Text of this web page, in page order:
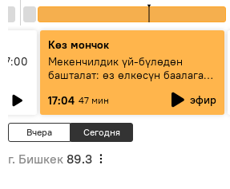
Көз мончок
Мекенчилдик үй-бүлөдөн
башталат: өз өлкөсүн баалаган
муунду кантип тарбиялоо
керек?
17:04 47 мин эфир
Вчера Сегодня
г. Бишкек 89.3